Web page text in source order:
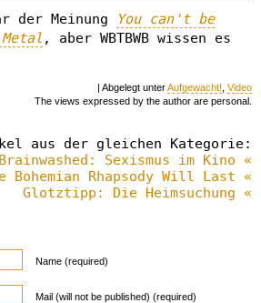
der Meinung
You can't be
, aber WBTBWB wissen es
| Abgelegt unterAufgewacht! Video
The views expressed by the author are personal.
aus der gleichen Kategorie:
Brainwashed: Sexismus im Kino «
Bohemian Rhapsody Will Last «
Glotztipp: Die Heimsuchung «
Name (required)
Mail (will not be published) (required)